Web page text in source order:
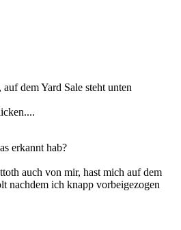
dem Yard Sale steht unten
erkannt hab?
auch von mir, hast mich auf dem
nachdem ich knapp vorbeigezogen